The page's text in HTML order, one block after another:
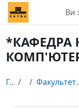
Перейти до
Ви
*КАФЕДРА
Головна Курси Факультет